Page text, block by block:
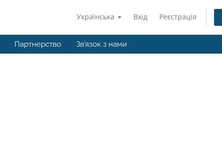
Українська Вхід Реєстрація
Партнерство Зв'язок з нами